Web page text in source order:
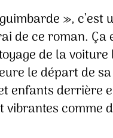
», c’est
de ce roman. Ça
de la voiture
le départ de sa
enfants derrière
vibrantes comme